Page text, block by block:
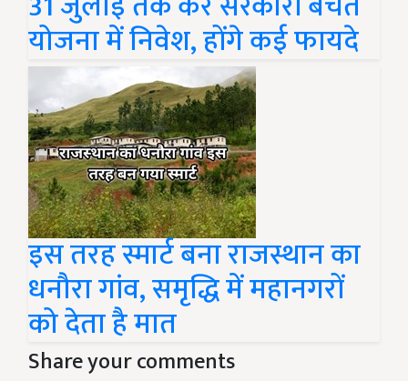
योजना में निवेश, होंगे कई फायदे
इस तरह स्मार्ट बना राजस्थान का
धनौरा गांव, समृद्धि में महानगरों
को देता है मात
Share your comments